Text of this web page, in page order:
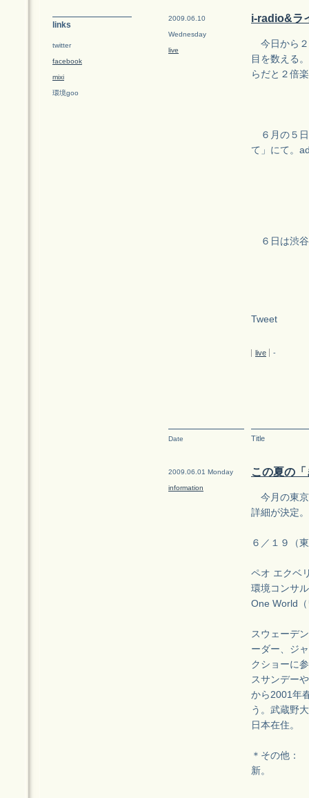
2009.06.10
Wednesday
live
i-radio&ラ
今日から２
目を数える
らだと２倍
６月の５日
て」にて。
６日は渋谷
Tweet
live -
Date Title
2009.06.01 Monday
information
この夏の
今月の東京
詳細が決定
６／１９（
ペオ エク
環境コンサ
One World
スウェーデ
ーダー、ジ
クショーに
スサンデー
から2001年
う。武蔵野
日本在住。
＊その他：
新。
links
twitter
facebook
mixi
環境goo